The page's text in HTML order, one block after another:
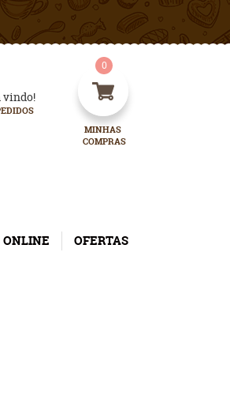
vindo!
MINHAS
COMPRAS
0
ONLINE OFERTAS